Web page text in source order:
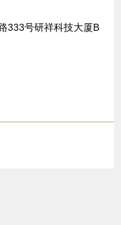
333号研祥科技大厦B